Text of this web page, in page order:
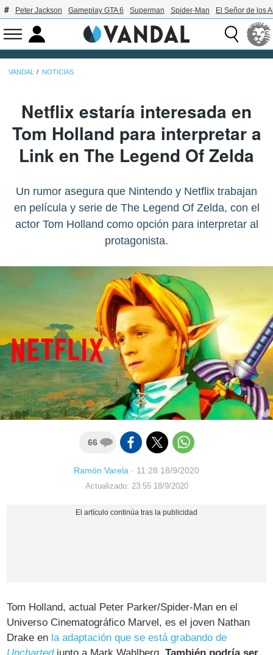
Peter Jackson Gameplay GTA 6 Superman Spider-Man El Señor de los
VANDAL NOTICIAS
Netflix estaría interesada en
Tom Holland para interpretar a
Link en The Legend Of Zelda
Un rumor asegura que Nintendo y Netflix trabajan
en película y serie de The Legend Of Zelda, con el
actor Tom Holland como opción para interpretar al
protagonista.
66
Ramón Varela · 11:28 18/9/2020
Actualizado: 23:55 18/9/2020
Tom Holland, actual Peter Parker/Spider-Man en el
Universo Cinematográfico Marvel, es el joven Nathan
Drake en la adaptación que se está grabando de